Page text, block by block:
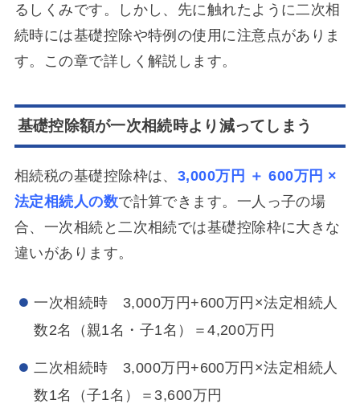
るしくみです。しかし、先に触れたように二次相
続時には基礎控除や特例の使用に注意点がありま
す。この章で詳しく解説します。
基礎控除額が一次相続時より減ってしまう
相続税の基礎控除枠は、 3,000万円 ＋ 600万円 ×
法定相続人の数で計算できます。一人っ子の場
合、一次相続と二次相続では基礎控除枠に大きな
違いがあります。
一次相続時 3,000万円+600万円×法定相続人
数2名（親1名・子1名）＝4,200万円
二次相続時 3,000万円+600万円×法定相続人
数1名（子1名）＝3,600万円